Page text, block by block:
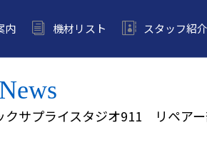
内 機材リスト スタッフ紹介
News
サプライスタジオ911 リペアー